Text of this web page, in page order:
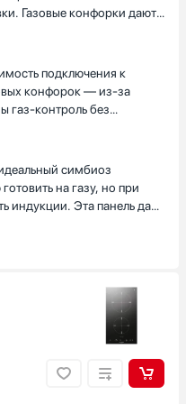
Газовые конфорки дают
зоны обеспечивают
Особенно
индукционной стороне —
сковороду для стир-
итальянском стиле с
разделено четко: газ
кнопки, и это
подключения к
конфорок — из-за
газ-контроль без
реагируют с небольшой
симбиоз
на газу, но при
индукции. Эта панель дала
и уюта. Чистка
и индукцией — это